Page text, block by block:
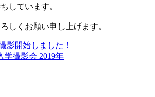
しています。
しくお願い申し上げます。
影開始しました！
学撮影会 2019年